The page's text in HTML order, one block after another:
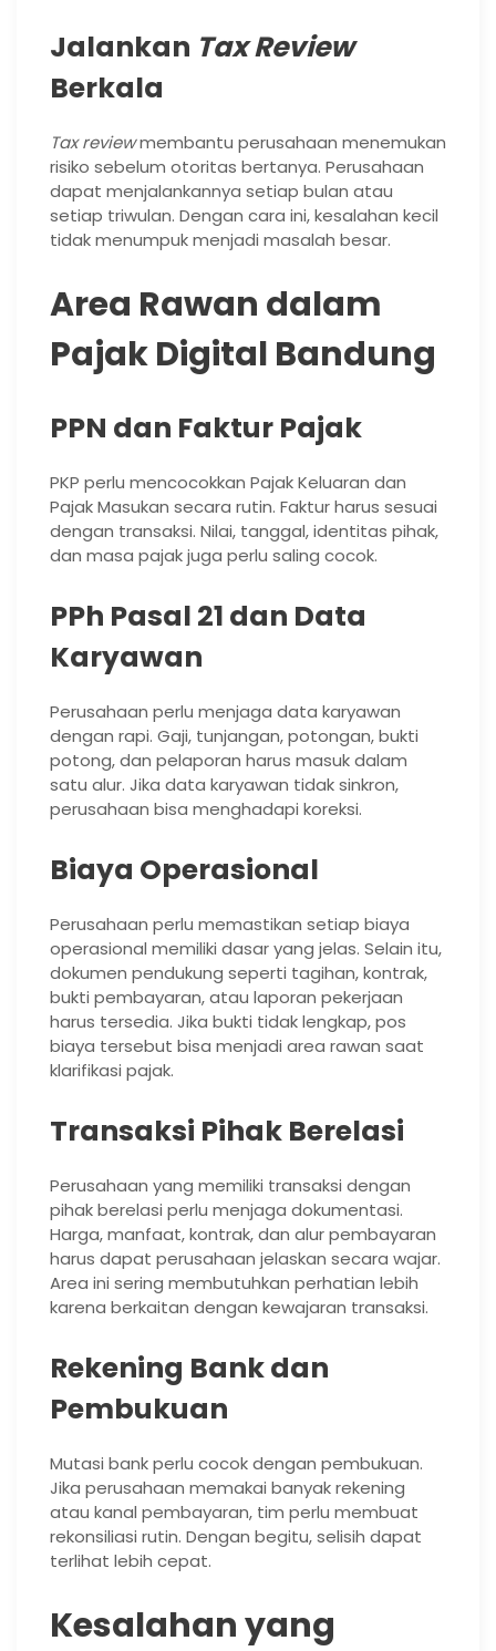
Jalankan Tax Review
Berkala
Tax reviewmembantu perusahaan menemukan
risiko sebelum otoritas bertanya. Perusahaan
dapat menjalankannya setiap bulan atau
setiap triwulan. Dengan cara ini, kesalahan kecil
tidak menumpuk menjadi masalah besar.
Area Rawan dalam
Pajak Digital Bandung
PPN dan Faktur Pajak
PKP perlu mencocokkan Pajak Keluaran dan
Pajak Masukan secara rutin. Faktur harus sesuai
dengan transaksi. Nilai, tanggal, identitas pihak,
dan masa pajak juga perlu saling cocok.
PPh Pasal 21 dan Data
Karyawan
Perusahaan perlu menjaga data karyawan
dengan rapi. Gaji, tunjangan, potongan, bukti
potong, dan pelaporan harus masuk dalam
satu alur. Jika data karyawan tidak sinkron,
perusahaan bisa menghadapi koreksi.
Biaya Operasional
Perusahaan perlu memastikan setiap biaya
operasional memiliki dasar yang jelas. Selain itu,
dokumen pendukung seperti tagihan, kontrak,
bukti pembayaran, atau laporan pekerjaan
harus tersedia. Jika bukti tidak lengkap, pos
biaya tersebut bisa menjadi area rawan saat
klarifikasi pajak.
Transaksi Pihak Berelasi
Perusahaan yang memiliki transaksi dengan
pihak berelasi perlu menjaga dokumentasi.
Harga, manfaat, kontrak, dan alur pembayaran
harus dapat perusahaan jelaskan secara wajar.
Area ini sering membutuhkan perhatian lebih
karena berkaitan dengan kewajaran transaksi.
Rekening Bank dan
Pembukuan
Mutasi bank perlu cocok dengan pembukuan.
Jika perusahaan memakai banyak rekening
atau kanal pembayaran, tim perlu membuat
rekonsiliasi rutin. Dengan begitu, selisih dapat
terlihat lebih cepat.
Kesalahan yang